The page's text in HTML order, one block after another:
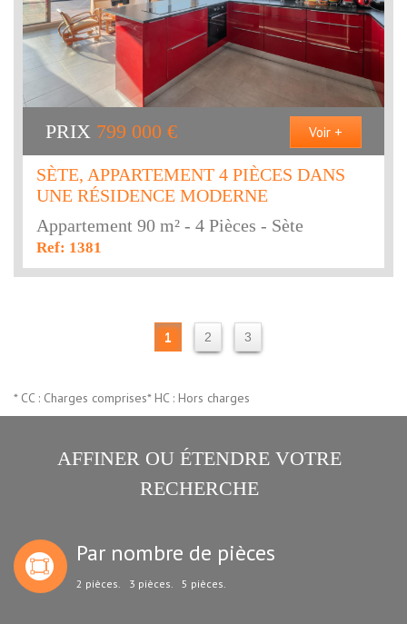
PRIX 799 000 € Voir +
SÈTE, APPARTEMENT 4 PIÈCES DANS
UNE RÉSIDENCE MODERNE
Appartement 90 m² - 4 Pièces - Sète
Ref: 1381
1 2 3
* CC : Charges comprises* HC : Hors charges
AFFINER OU ÉTENDRE VOTRE
RECHERCHE
Par nombre de pièces
2 pièces. 3 pièces. 5 pièces.